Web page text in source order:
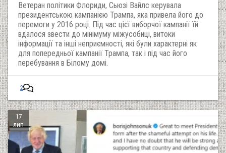
Ветеран політики Флориди, Сьюзі Вайлс керувала
президентською кампанією Трампа, яка привела його до
перемоги у 2016 році. Під час цієї виборчої кампанії їй
вдалося звести до мінімуму міжусобиці, витоки
інформації та інші неприємності, які були характерні як
для попередньої кампанії Трампа, так і під час його
перебування в Білому домі.
2
17
лип